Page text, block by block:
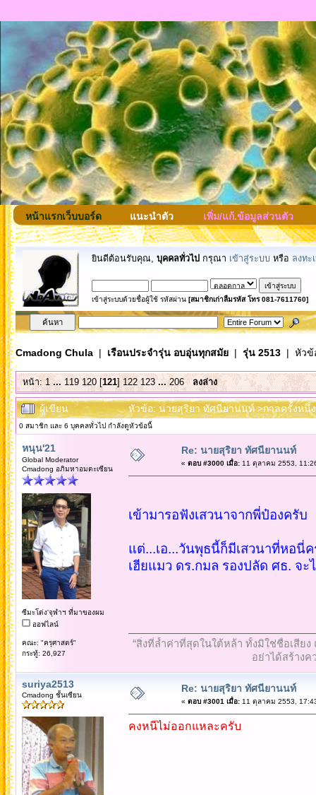
หน้าแรกเว็บบอร์ด แนะนำตัว เพิ่ม/แก้.ข้อมูลส่วนตัว
ยินดีต้อนรับคุณ, บุคคลทั่วไป กรุณา เข้าสู่ระบบ หรือ ลงทะ
เข้าสู่ระบบด้วยชื่อผู้ใช้ รหัสผ่าน [สมาชิกเก่าลืมรหัส โทร 081-7611760]
Cmadong Chula| เรือนประจำรุ่น อบอุ่นทุกสมัย| รุ่น 2513| หัวข้
หน้า:1 ... 119 120[121]122 123 ...206 ลงล่าง
ผู้เขียน หัวข้อ: นายสุริยา ทัศนียานนท์ >กาลครั้งหนึ่
0 สมาชิก และ 6 บุคคลทั่วไป กำลังดูหัวข้อนี้
หนุน'21
Global Moderator
Cmadong อภิมหาอมตะเซียน
ซีมะโด่ง'จุฬาฯ ที่มาของผม
ออฟไลน์
คณะ: "ครุศาสตร์"
กระทู้: 26,927
Re: นายสุริยา ทัศนียานนท์
« ตอบ #3000 เมื่อ:11 ตุลาคม 2553,
เข้ามารอฟังเสวนาจากพี่ป๋องครับ
แต่...เอ...วันพุธนี้ก็มีเสวนาที่หอนี่
เฮียแมว ดร.กมล รองปลัด ศธ. จ
“สิ่งที่ล้ำค่าที่สุดในใต้หล้า ทั้งมิใช่ชื่อเสีย
อย่าได้สร้างค
suriya2513
Cmadong ชั้นเซียน
Re: นายสุริยา ทัศนียานนท์
« ตอบ #3001 เมื่อ:11 ตุลาคม 2553,
คงหนีไม่ออกแหละครับ